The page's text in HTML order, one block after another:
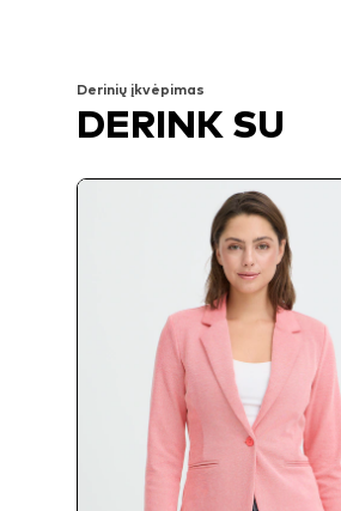
Derinių įkvėpimas
DERINK SU